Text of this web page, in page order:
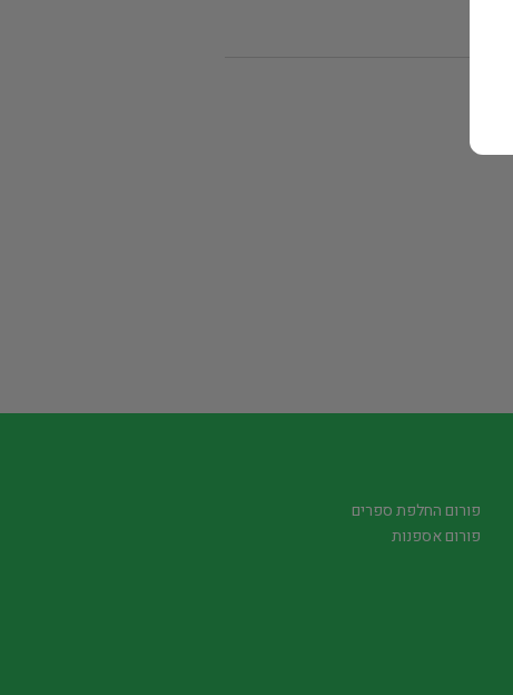
פורום החלפת ספרים
פורום אספנות